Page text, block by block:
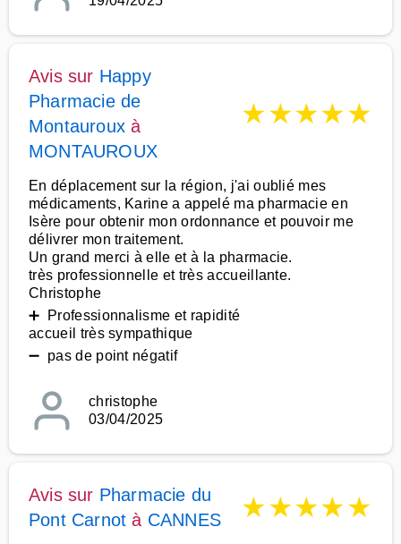
Avis sur Happy
Pharmacie de
Montauroux à
MONTAUROUX
★★★★★
En déplacement sur la région, j'ai oublié mes
médicaments, Karine a appelé ma pharmacie en
Isère pour obtenir mon ordonnance et pouvoir me
délivrer mon traitement.
Un grand merci à elle et à la pharmacie.
très professionnelle et très accueillante.
Christophe
➕ Professionnalisme et rapidité
accueil très sympathique
➖ pas de point négatif
christophe
03/04/2025
Avis sur Pharmacie du
Pont Carnot à CANNES ★★★★★